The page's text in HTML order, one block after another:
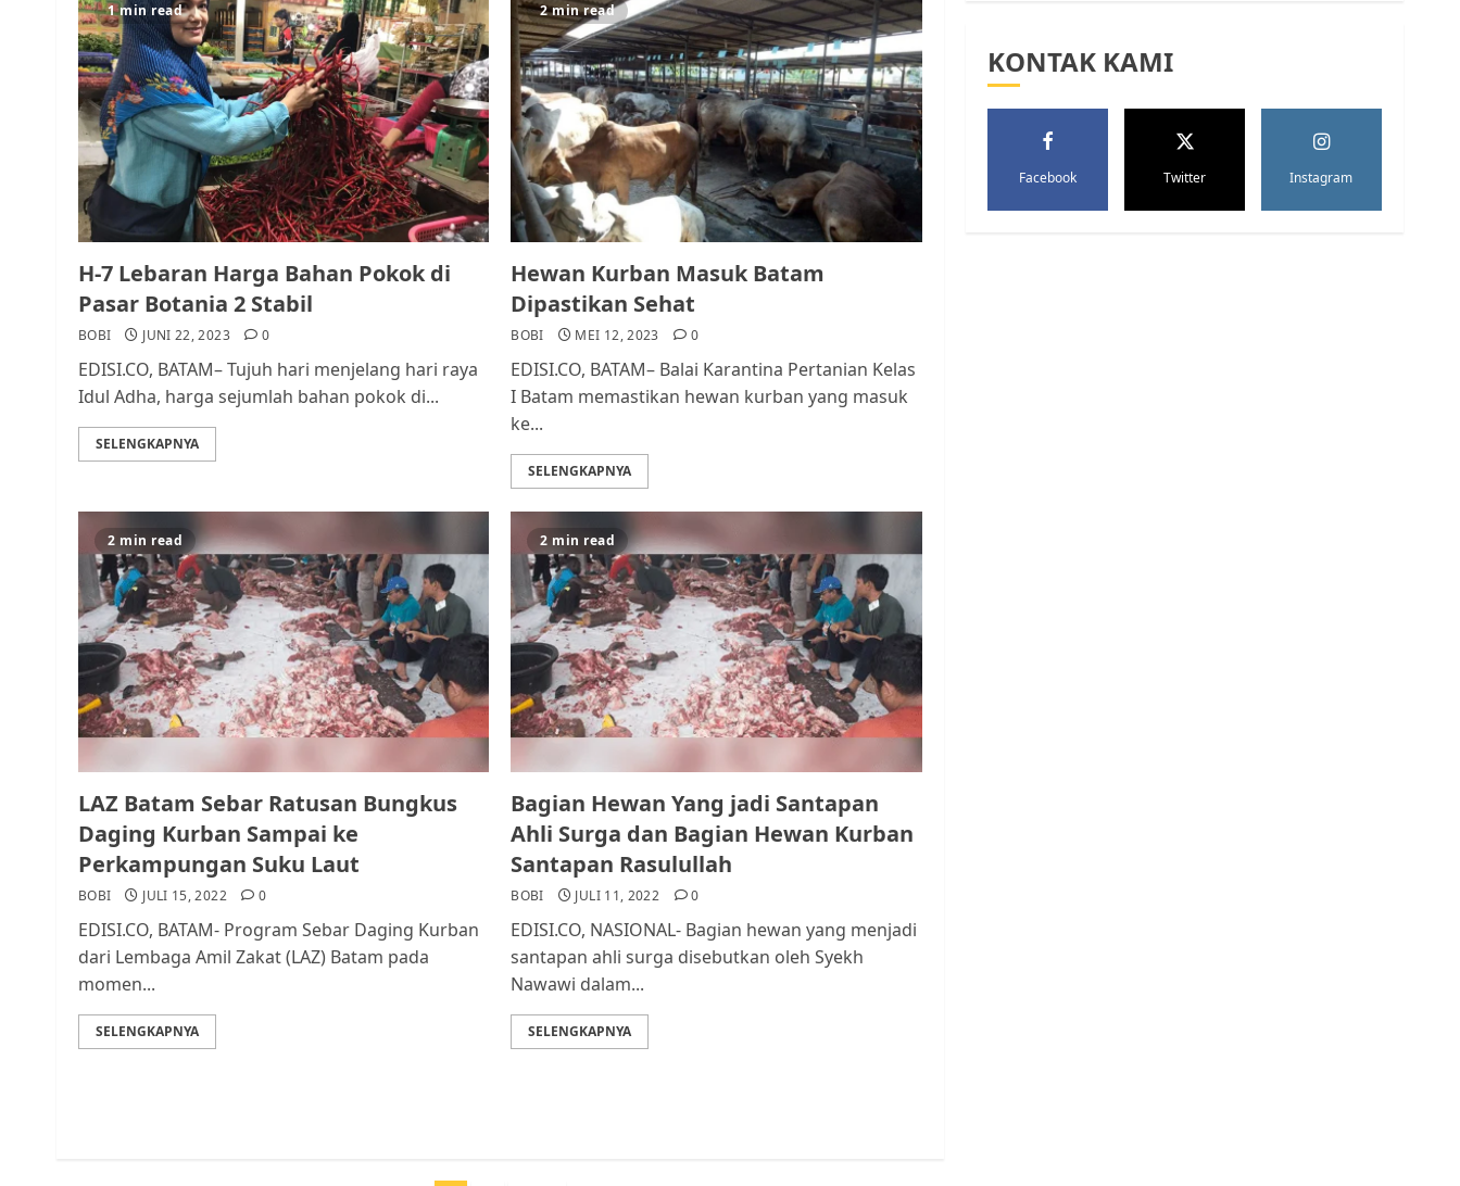
1 min read
H-7 Lebaran Harga Bahan Pokok di
Pasar Botania 2 Stabil
BOBI JUNI 22, 2023 0
EDISI.CO, BATAM– Tujuh hari menjelang hari raya
Idul Adha, harga sejumlah bahan pokok di...
SELENGKAPNYA
2 min read
Hewan Kurban Masuk Batam
Dipastikan Sehat
BOBI MEI 12, 2023 0
EDISI.CO, BATAM– Balai Karantina Pertanian Kelas
I Batam memastikan hewan kurban yang masuk
ke...
SELENGKAPNYA
2 min read
LAZ Batam Sebar Ratusan Bungkus
Daging Kurban Sampai ke
Perkampungan Suku Laut
BOBI JULI 15, 2022 0
EDISI.CO, BATAM- Program Sebar Daging Kurban
dari Lembaga Amil Zakat (LAZ) Batam pada
momen...
SELENGKAPNYA
2 min read
Bagian Hewan Yang jadi Santapan
Ahli Surga dan Bagian Hewan Kurban
Santapan Rasulullah
BOBI JULI 11, 2022 0
EDISI.CO, NASIONAL- Bagian hewan yang menjadi
santapan ahli surga disebutkan oleh Syekh
Nawawi dalam...
SELENGKAPNYA
KONTAK KAMI
Facebook Twitter Instagram